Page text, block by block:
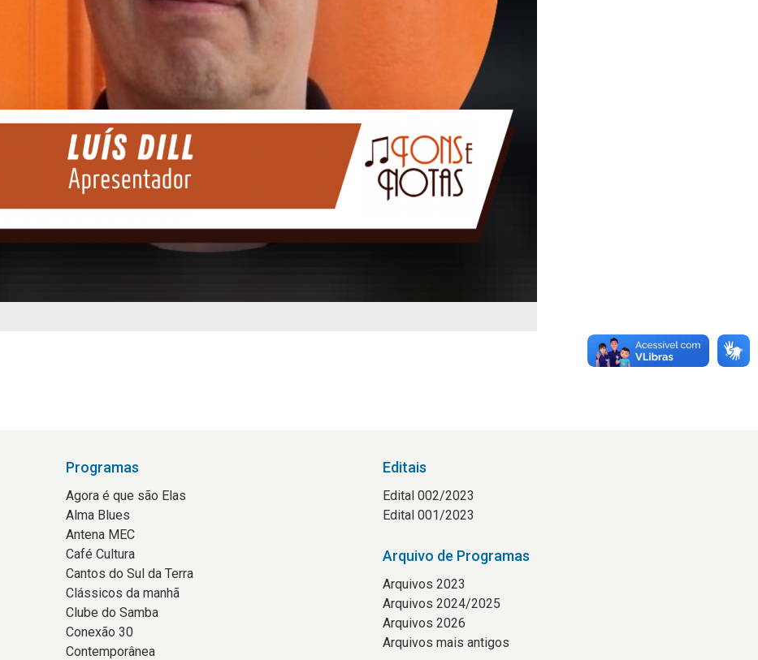
Programas
Agora é que são Elas
Alma Blues
Antena MEC
Café Cultura
Cantos do Sul da Terra
Clássicos da manhã
Clube do Samba
Conexão 30
Contemporânea
Editais
Edital 002/2023
Edital 001/2023
Arquivo de Programas
Arquivos 2023
Arquivos 2024/2025
Arquivos 2026
Arquivos mais antigos